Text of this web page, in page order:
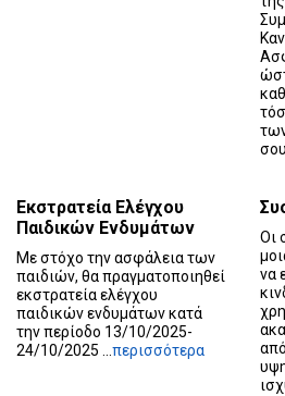
Εκστρατεία Ελέγχου
Παιδικών Ενδυμάτων
Με στόχο την ασφάλεια των
παιδιών, θα πραγματοποιηθεί
εκστρατεία ελέγχου
παιδικών ενδυμάτων κατά
την περίοδο 13/10/2025-
24/10/2025 ... περισσότερα
Οι
να